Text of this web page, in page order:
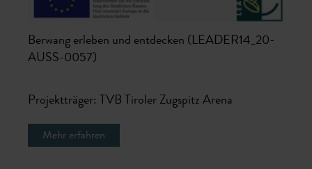
Berwang erleben und entdecken (LEADER14_20-
AUSS-0057)
Projektträger: TVB Tiroler Zugspitz Arena
Mehr erfahren